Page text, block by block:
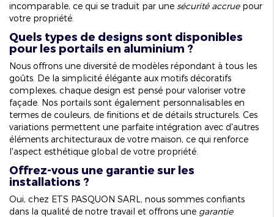
incomparable, ce qui se traduit par une sécurité accruepour
votre propriété.
Quels types de designs sont disponibles
pour les portails en aluminium ?
Nous offrons une diversité de modèles répondant à tous les
goûts. De la simplicité élégante aux motifs décoratifs
complexes, chaque design est pensé pour valoriser votre
façade. Nos portails sont également personnalisables en
termes de couleurs, de finitions et de détails structurels. Ces
variations permettent une parfaite intégration avec d'autres
éléments architecturaux de votre maison, ce qui renforce
l'aspect esthétique global de votre propriété.
Offrez-vous une garantie sur les
installations ?
Oui, chez ETS PASQUON SARL, nous sommes confiants
dans la qualité de notre travail et offrons une garantie